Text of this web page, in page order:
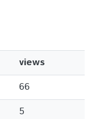
views
66
5